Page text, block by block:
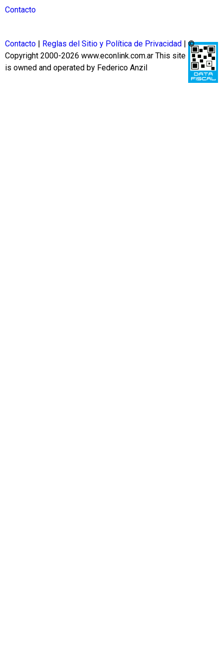
Contacto
Contacto Reglas del Sitio y Política de Privacidad
| ©
Copyright 2000-2026 www.econlink.com.ar This site
is owned and operated by Federico Anzil